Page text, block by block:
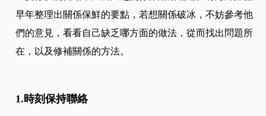
早年整理出關係保鮮的要點，若想關係破冰，不妨參考他
們的意見，看看自己缺乏哪方面的做法，從而找出問題所
在，以及修補關係的方法。
1.時刻保持聯絡